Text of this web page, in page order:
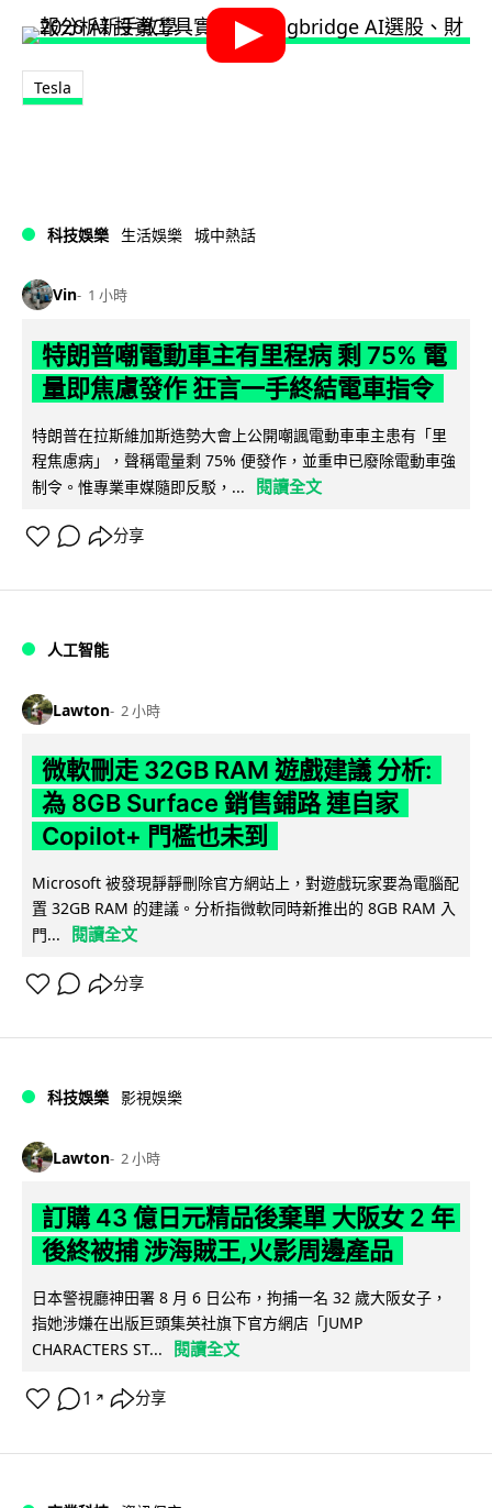
Tesla
科技娛樂 生活娛樂 城中熱話
Vin 1 小時
特朗普嘲電動車主有里程病 剩 75% 電
量即焦慮發作 狂言一手終結電車指令
特朗普在拉斯維加斯造勢大會上公開嘲諷電動車車主患有「里
程焦慮病」，聲稱電量剩 75% 便發作，並重申已廢除電動車強
制令。惟專業車媒隨即反駁，...
閱讀全文
分享
人工智能
Lawton 2 小時
微軟刪走 32GB RAM 遊戲建議 分析:
為 8GB Surface 銷售鋪路 連自家
Copilot+ 門檻也未到
Microsoft 被發現靜靜刪除官方網站上，對遊戲玩家要為電腦配
置 32GB RAM 的建議。分析指微軟同時新推出的 8GB RAM 入
門...
閱讀全文
分享
科技娛樂 影視娛樂
Lawton 2 小時
訂購 43 億日元精品後棄單 大阪女 2 年
後終被捕 涉海賊王,火影周邊產品
日本警視廳神田署 8 月 6 日公布，拘捕一名 32 歲大阪女子，
指她涉嫌在出版巨頭集英社旗下官方網店「JUMP
CHARACTERS ST...
閱讀全文
1 ↗ 分享